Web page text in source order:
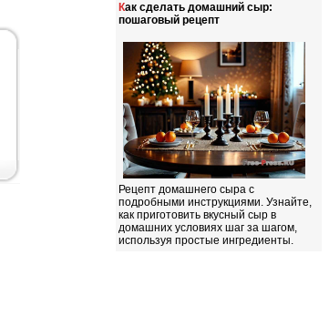
Как сделать домашний сыр:
пошаговый рецепт
Рецепт домашнего сыра с
подробными инструкциями. Узнайте,
как приготовить вкусный сыр в
домашних условиях шаг за шагом,
используя простые ингредиенты.